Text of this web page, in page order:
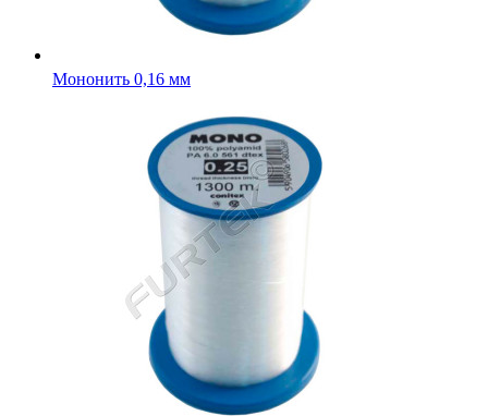
Мононить 0,16 мм